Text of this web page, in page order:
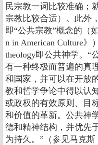
民宗教一词比较准确；
宗教比较合适）。此外
即“公共宗教”概念的（
n in American Culture》
theology即公共神学。“
有一种终极而普遍的真
和国家，并可以在开放
教和哲学争论中得以认
或政权的有效原则、目
和价值的革新。公共神
德和精神结构，并优先
为持久。”（参见马克